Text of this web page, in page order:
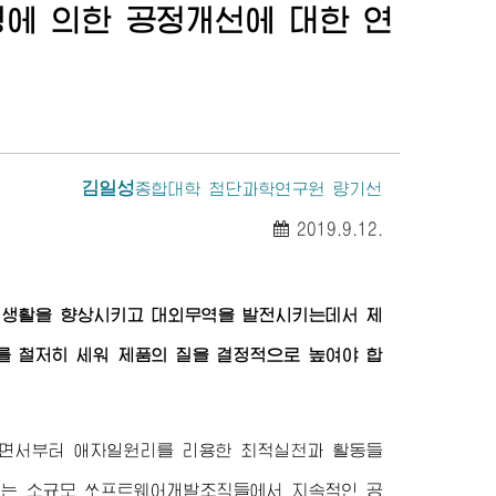
에 의한 공정개선에 대한 연
김일성종합대학 첨단과학연구원 량기선
2019.9.12.
활을 향상시키고 대외무역을 발전시키는데서 제
철저히 세워 제품의 질을 결정적으로 높여야 합
서부터 애자일원리를 리용한 최적실천과 활동들
소규모 쏘프트웨어개발조직들에서 지속적인 공